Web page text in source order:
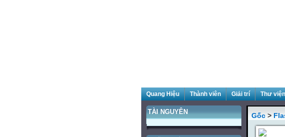
Quang Hiệu Thành viên Giải trí Thư viện
TÀI NGUYÊN Gốc >